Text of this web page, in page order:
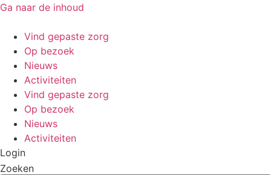
Ga naar de inhoud
Vind gepaste zorg
Op bezoek
Nieuws
Activiteiten
Vind gepaste zorg
Op bezoek
Nieuws
Activiteiten
Login
Zoeken